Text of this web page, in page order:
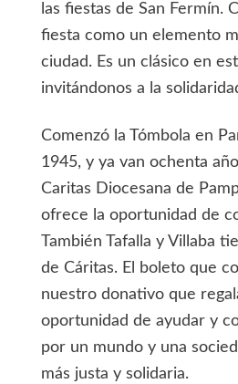
las fiestas de San Fermín.
fiesta como un elemento
ciudad. Es un clásico en
invitándonos a la
Comenzó la Tómbola en
1945, y ya van ochenta
Caritas Diocesana de
ofrece la oportunidad de
También Tafalla y Villaba
de Cáritas. El boleto que
nuestro donativo que
oportunidad de ayudar y
por un mundo y una
más justa y solidaria.